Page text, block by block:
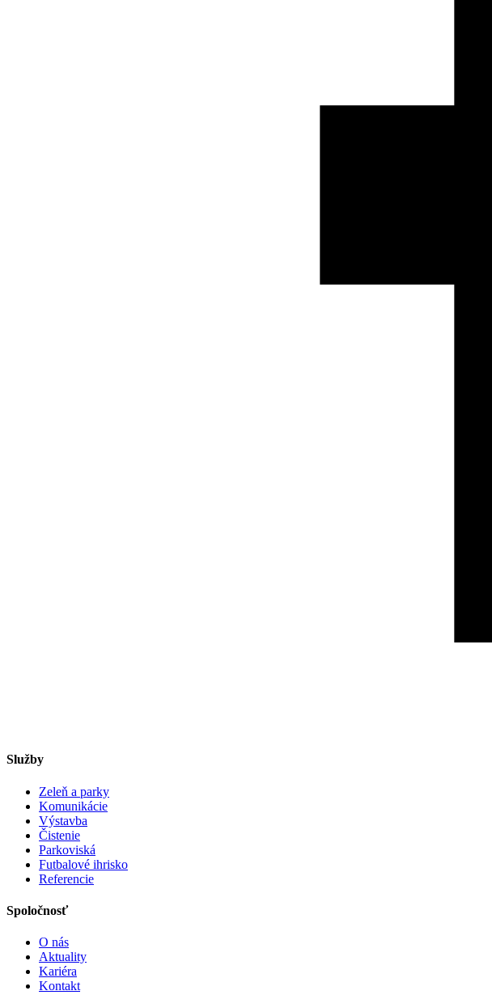
Služby
Zeleň a parky
Komunikácie
Výstavba
Čistenie
Parkoviská
Futbalové ihrisko
Referencie
Spoločnosť
O nás
Aktuality
Kariéra
Kontakt